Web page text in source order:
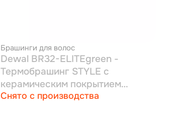
Брашинги для волос
Dewal BR32-ELITEgreen -
Термобрашинг STYLE с
керамическим покрытием
зеленый, пл.штифт+нат.щетина
Снято с производства